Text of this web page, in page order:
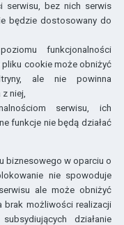
serwisu, bez nich serwis
będzie dostosowany do
funkcjonalności
cookie może obniżyć
ale nie powinna
niej,
serwisu, ich
funkcje nie będą działać
biznesowego w oparciu o
nie spowoduje
ale może obniżyć
brak możliwości realizacji
działanie